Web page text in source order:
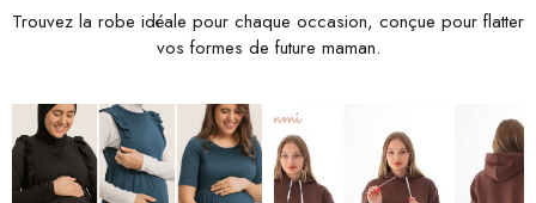
Trouvez la robe idéale pour chaque occasion, conçue pour flatter
vos formes de future maman.